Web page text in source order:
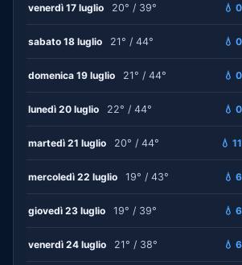
venerdì 17 luglio 20° / 39° 💧
sabato 18 luglio 21° / 44° 💧
domenica 19 luglio 21° / 44° 💧
lunedì 20 luglio 22° / 44° 💧
martedì 21 luglio 20° / 44° 💧
mercoledì 22 luglio 19° / 43° 💧
giovedì 23 luglio 19° / 39° 💧
venerdì 24 luglio 21° / 38° 💧